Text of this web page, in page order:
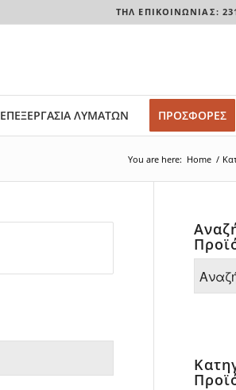
ΤΗΛ ΕΠΙΚΟΙΝΩΝΊΑΣ:
ΕΠΕΞΕΡΓΑΣΙΑ ΛΥΜΑΤΩΝ ΠΡΟΣΦΟΡΕΣ
You are here: Home /